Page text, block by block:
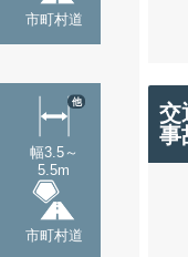
市町村道
幅3.5～
5.5m
他
市町村道
交
事